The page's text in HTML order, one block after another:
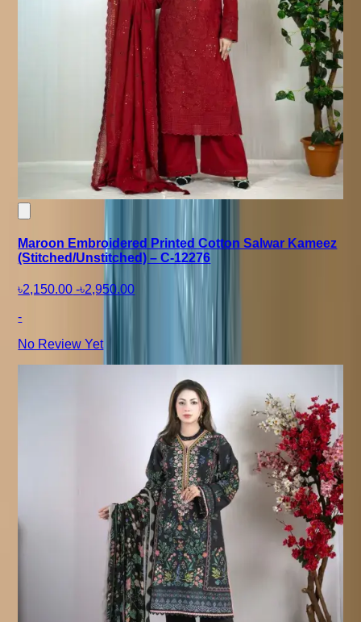
Maroon Embroidered Printed Cotton Salwar Kameez
(Stitched/Unstitched) – C-12276
৳2,150.00 -৳2,950.00
-
No Review Yet